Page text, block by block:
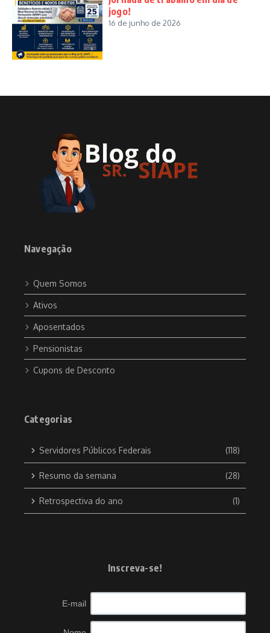
jogo!
16 de junho de 2026
Navegação
Quem Somos
Ativos
Aposentados
Pensionistas
Cupons de Desconto
Categorias
Servidores Públicos Federais (118)
Resumo da semana (28)
Retrospectiva do ano (1)
Inscreva-se!
E-mail